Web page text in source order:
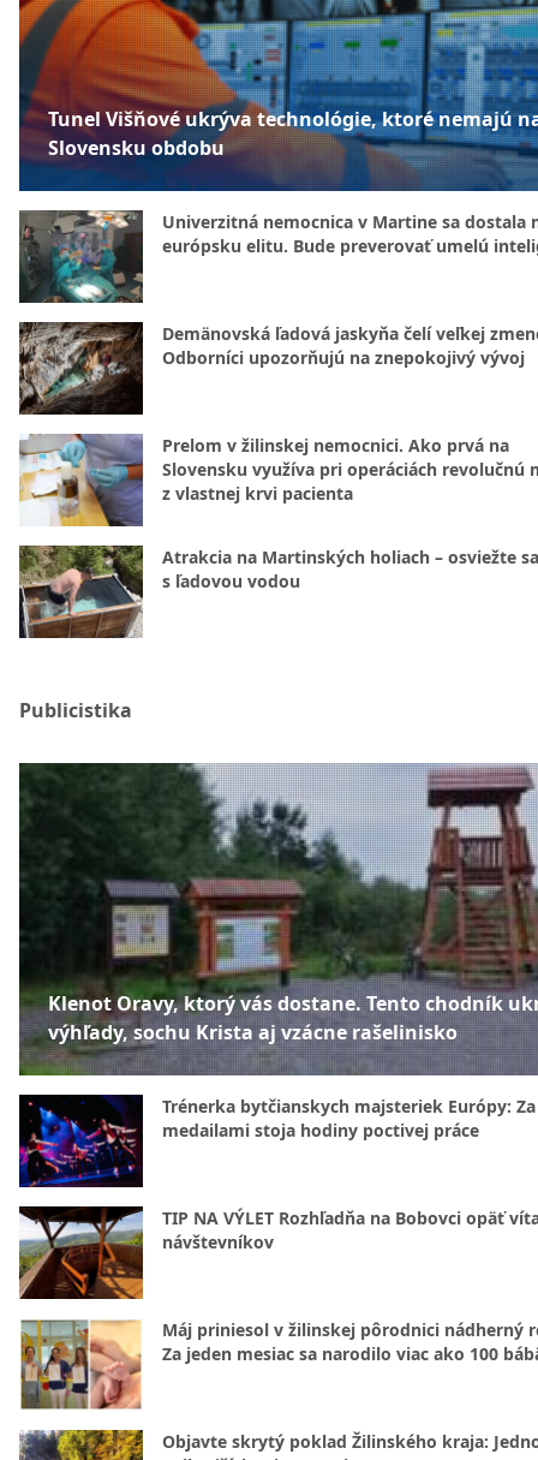
Tunel Višňové ukrýva technológie, ktoré nemajú
Slovensku obdobu
Univerzitná nemocnica v Martine sa dostala
európsku elitu. Bude preverovať umelú
Demänovská ľadová jaskyňa čelí veľkej
Odborníci upozorňujú na znepokojivý vývoj
Prelom v žilinskej nemocnici. Ako prvá na
Slovensku využíva pri operáciách revolučnú
z vlastnej krvi pacienta
Atrakcia na Martinských holiach – osviežte
s ľadovou vodou
Publicistika
Klenot Oravy, ktorý vás dostane. Tento chodník
výhľady, sochu Krista aj vzácne rašelinisko
Trénerka bytčianskych majsteriek Európy: Za
medailami stoja hodiny poctivej práce
TIP NA VÝLET Rozhľadňa na Bobovci opäť
návštevníkov
Máj priniesol v žilinskej pôrodnici nádherný
Za jeden mesiac sa narodilo viac ako 100
Objavte skrytý poklad Žilinského kraja: